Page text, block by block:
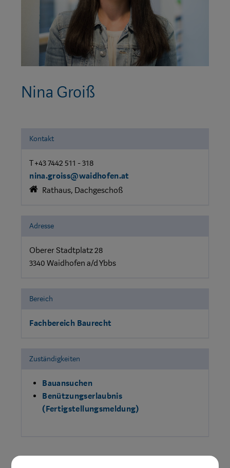
Nina Groiß
Kontakt
T +43 7442 511 - 318
nina.groiss@waidhofen.at
Rathaus, Dachgeschoß
Adresse
Oberer Stadtplatz 28
3340 Waidhofen a/d Ybbs
Bereich
Fachbereich Baurecht
Zuständigkeiten
Bauansuchen
Benützungserlaubnis
(Fertigstellungsmeldung)